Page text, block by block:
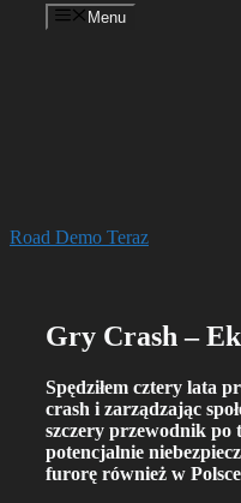
Menu
Road Demo Teraz
Gry Crash –
Spędziłem cztery lata
crash i zarządzając
szczery przewodnik po
potencjalnie
furorę również w